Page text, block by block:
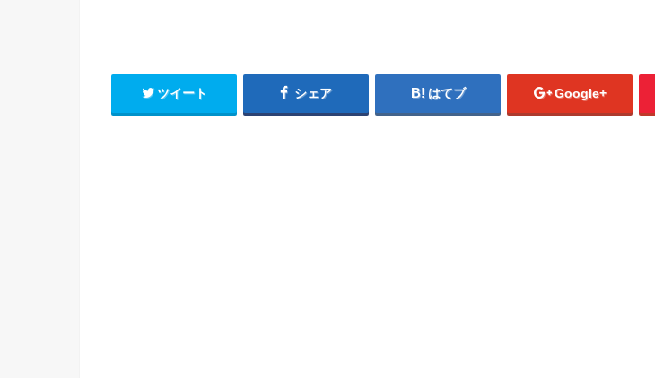
ツイート シェア はてブ Google+